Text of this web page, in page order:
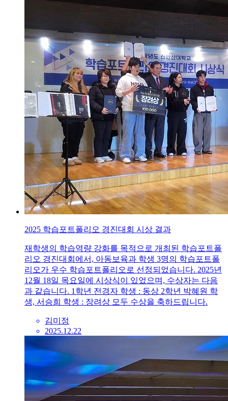
2025 학습포트폴리오 경진대회 시상 결과
재학생의 학습역량 강화를 목적으로 개최된 학습포트폴
리오 경진대회에서, 아동보육과 학생 3명의 학습포트폴
리오가 우수 학습포트폴리오로 선정되었습니다. 2025년
12월 18일 목요일에 시상식이 있었으며, 수상자는 다음
과 같습니다. 1학년 전경자 학생 : 동상 2학년 박혜원 학
생, 서승희 학생 : 장려상 모두 수상을 축하드립니다.
김미정
2025.12.22